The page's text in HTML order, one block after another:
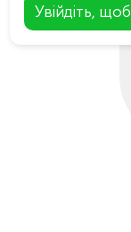
Увійдіть,